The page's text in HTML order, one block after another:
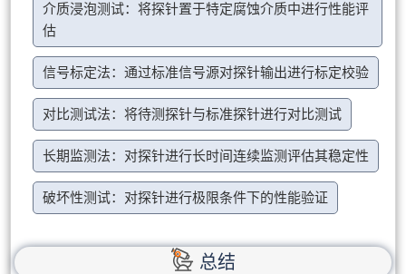
介质浸泡测试：将探针置于特定腐蚀介质中进行性能评
估
信号标定法：通过标准信号源对探针输出进行标定校验
对比测试法：将待测探针与标准探针进行对比测试
长期监测法：对探针进行长时间连续监测评估其稳定性
破坏性测试：对探针进行极限条件下的性能验证
总结